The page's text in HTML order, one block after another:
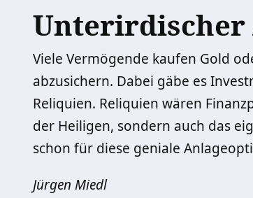
Unterirdischer
Viele Vermögende kaufen Gold
abzusichern. Dabei gäbe es
Reliquien. Reliquien wären
der Heiligen, sondern auch das
schon für diese geniale
Jürgen Miedl